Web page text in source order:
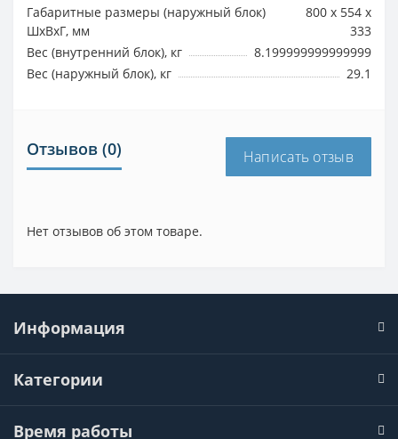
Габаритные размеры (наружный блок)
ШхВхГ, мм
800 x 554 x
333
Вес (внутренний блок), кг
8.199999999999999
Вес (наружный блок), кг
29.1
Отзывов (0) Написать отзыв
Нет отзывов об этом товаре.
Информация
Категории
Время работы